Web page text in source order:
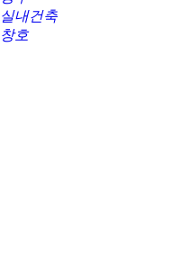
실내건축
창호